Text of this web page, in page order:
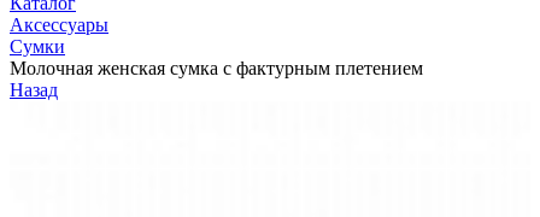
Аксессуары
Сумки
Молочная женская сумка с фактурным плетением
Назад